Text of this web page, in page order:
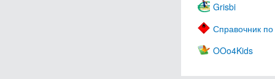
Grisbi
Справочник
OOo4Kids